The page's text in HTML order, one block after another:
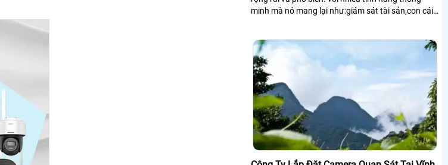
minh mà nó mang lại như:giám sát tài sản,con cái.